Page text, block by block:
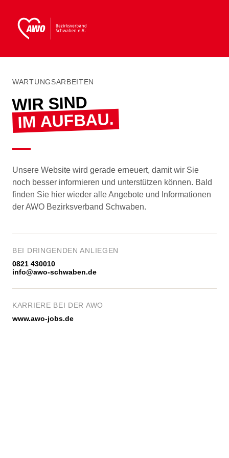
WARTUNGSARBEITEN
WIR SIND
IM AUFBAU.
Unsere Website wird gerade erneuert, damit wir Sie
noch besser informieren und unterstützen können. Bald
finden Sie hier wieder alle Angebote und Informationen
der AWO Bezirksverband Schwaben.
BEI DRINGENDEN ANLIEGEN
0821 430010
info@awo-schwaben.de
KARRIERE BEI DER AWO
www.awo-jobs.de